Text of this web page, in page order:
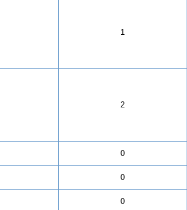
1
2
0
0
0